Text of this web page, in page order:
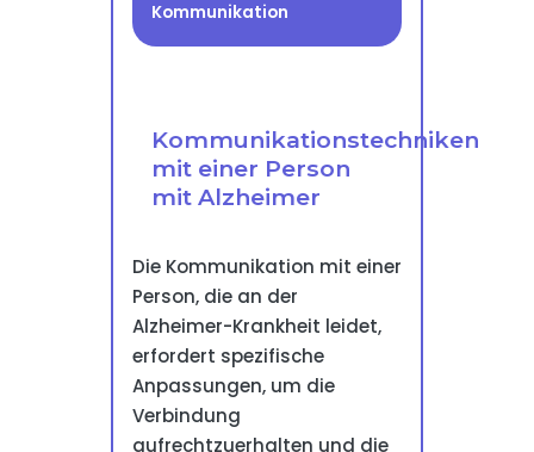
Kommunikation
Kommunikationstechniken
mit einer Person
mit Alzheimer
Die Kommunikation mit einer
Person, die an der
Alzheimer-Krankheit leidet,
erfordert spezifische
Anpassungen, um die
Verbindung
aufrechtzuerhalten und die